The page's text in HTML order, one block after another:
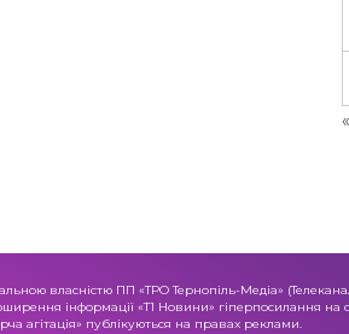
власністю ПП «ТРО Тернопіль-Медіа»
інформації «Т1 Новини» гіперпосилання
агітація» публікуються на правах реклами.